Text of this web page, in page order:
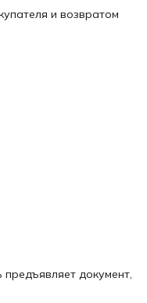
и возвратом
документ,